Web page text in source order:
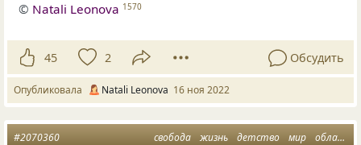
© Natali Leonova 1570
45 2 Обсудить
Опубликовала Natali Leonova 16 ноя 2022
свобода жизнь детство мир облака
#2070360